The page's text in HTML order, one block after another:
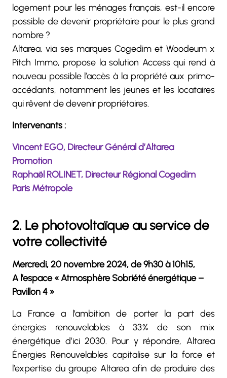
logement pour les ménages français, est-il encore
possible de devenir propriétaire pour le plus grand
nombre ?
Altarea, via ses marques Cogedim et Woodeum x
Pitch Immo, propose la solution Access qui rend à
nouveau possible l’accès à la propriété aux primo-
accédants, notamment les jeunes et les locataires
qui rêvent de devenir propriétaires.
Intervenants :
Vincent EGO, Directeur Général d’Altarea
Promotion
Raphaël ROLINET, Directeur Régional Cogedim
Paris Métropole
2. Le photovoltaïque au service de
votre collectivité
Mercredi, 20 novembre 2024, de 9h30 à 10h15,
A l’espace « Atmosphère Sobriété énergétique –
Pavillon 4 »
La France a l’ambition de porter la part des
énergies renouvelables à 33% de son mix
énergétique d’ici 2030. Pour y répondre, Altarea
Énergies Renouvelables capitalise sur la force et
l’expertise du groupe Altarea afin de produire des